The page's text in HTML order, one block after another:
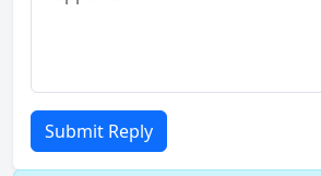
Submit Reply